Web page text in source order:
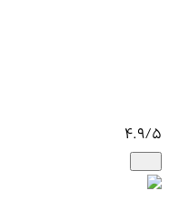
4.9/5